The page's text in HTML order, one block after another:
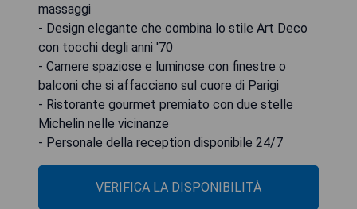
massaggi
- Design elegante che combina lo stile Art Deco
con tocchi degli anni '70
- Camere spaziose e luminose con finestre o
balconi che si affacciano sul cuore di Parigi
- Ristorante gourmet premiato con due stelle
Michelin nelle vicinanze
- Personale della reception disponibile 24/7
VERIFICA LA DISPONIBILITÀ